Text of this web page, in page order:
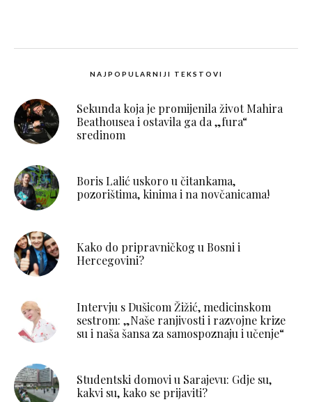
NAJPOPULARNIJI TEKSTOVI
Sekunda koja je promijenila život Mahira
Beathousea i ostavila ga da „fura“
sredinom
Boris Lalić uskoro u čitankama,
pozorištima, kinima i na novčanicama!
Kako do pripravničkog u Bosni i
Hercegovini?
Intervju s Dušicom Žižić, medicinskom
sestrom: „Naše ranjivosti i razvojne krize
su i naša šansa za samospoznaju i učenje“
Studentski domovi u Sarajevu: Gdje su,
kakvi su, kako se prijaviti?